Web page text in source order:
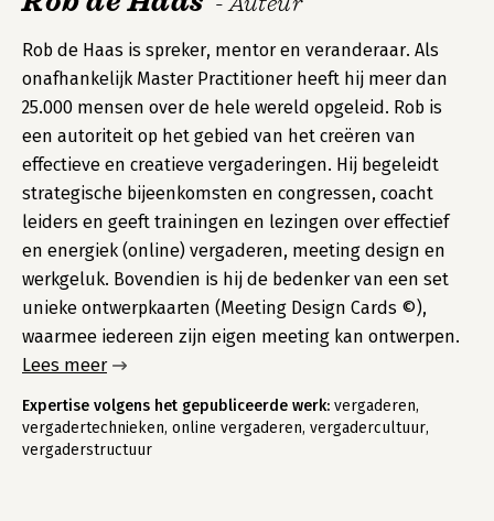
Rob de Haas is spreker, mentor en veranderaar. Als
onafhankelijk Master Practitioner heeft hij meer dan
25.000 mensen over de hele wereld opgeleid. Rob is
een autoriteit op het gebied van het creëren van
effectieve en creatieve vergaderingen. Hij begeleidt
strategische bijeenkomsten en congressen, coacht
leiders en geeft trainingen en lezingen over effectief
en energiek (online) vergaderen, meeting design en
werkgeluk. Bovendien is hij de bedenker van een set
unieke ontwerpkaarten (Meeting Design Cards ©),
waarmee iedereen zijn eigen meeting kan ontwerpen.
Lees meer
Expertise volgens het gepubliceerde werk: vergaderen,
vergadertechnieken, online vergaderen, vergadercultuur,
vergaderstructuur